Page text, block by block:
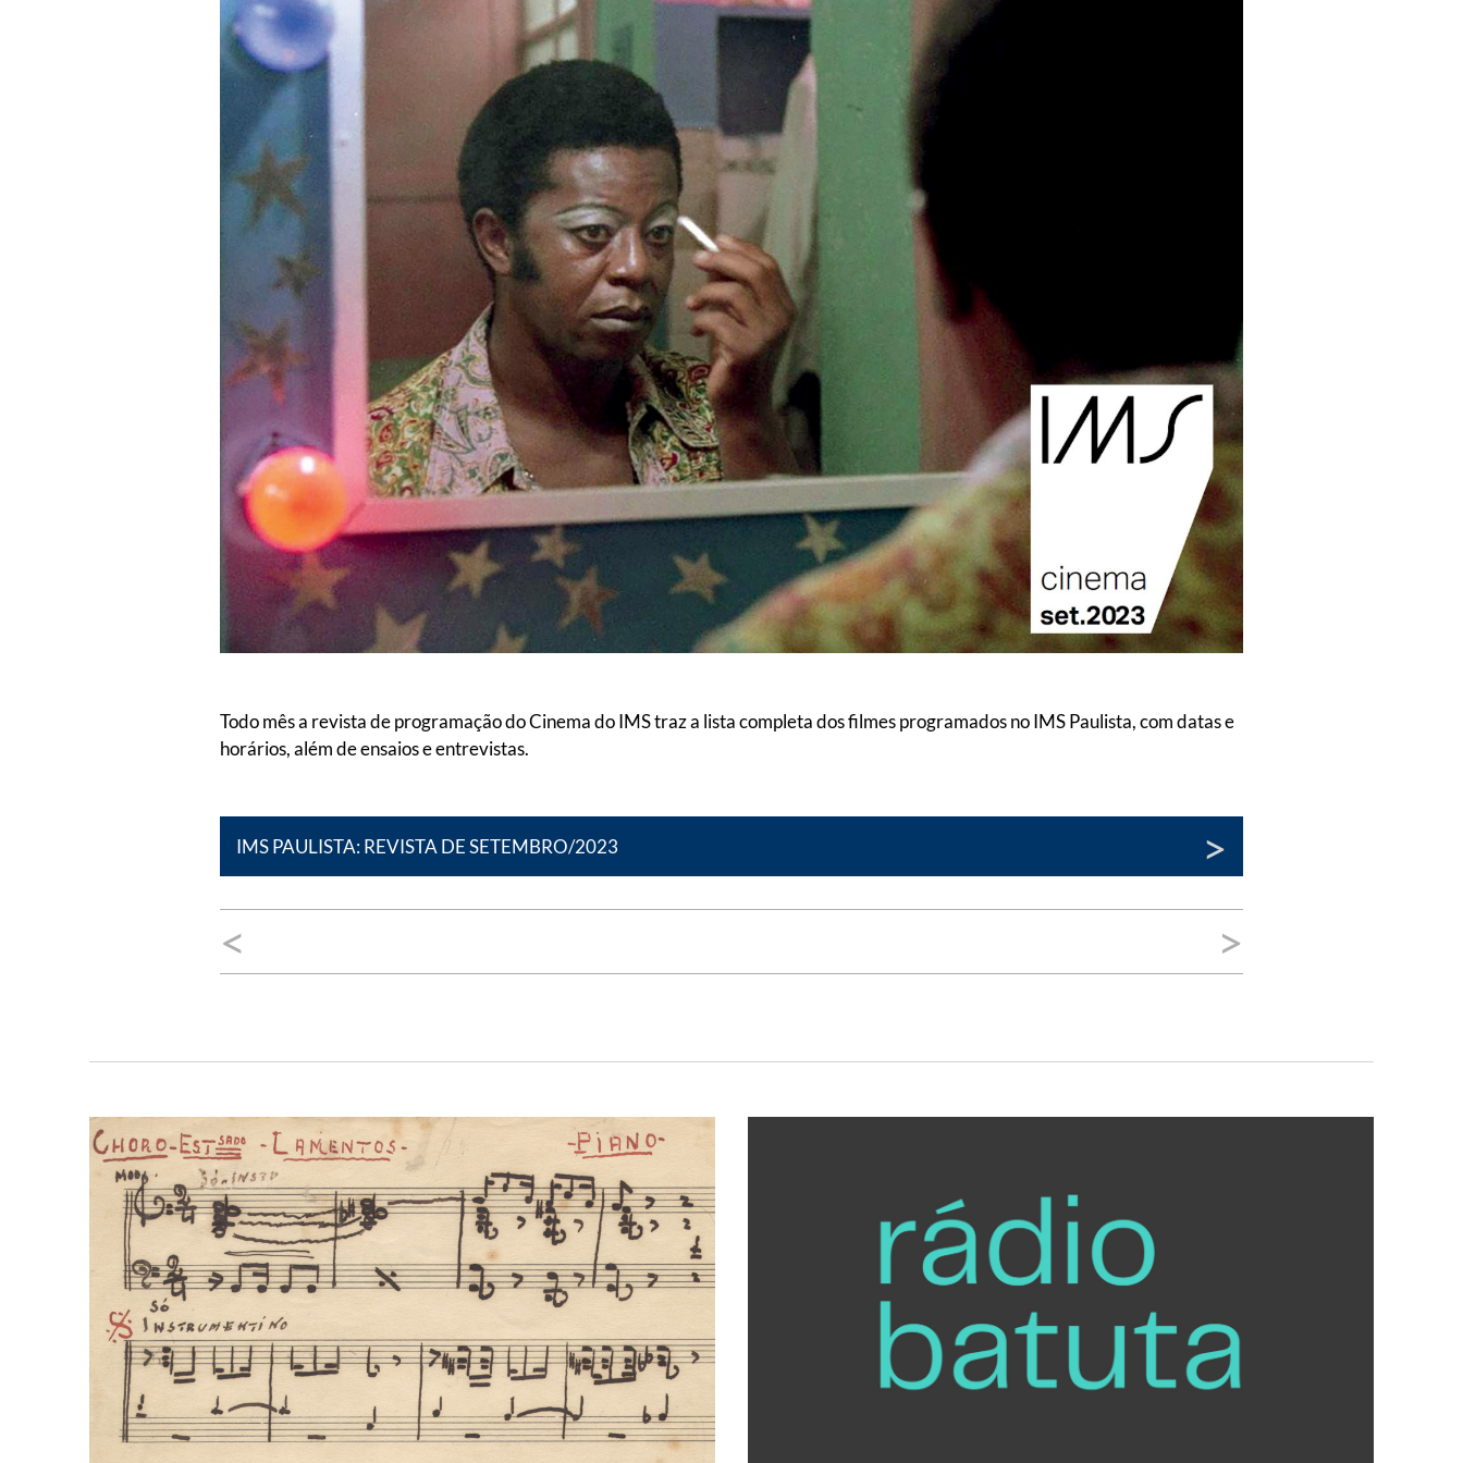
Todo mês a revista de programação do Cinema do IMS traz a lista completa dos filmes programados no IMS Paulista, com datas e
horários, além de ensaios e entrevistas.
IMS PAULISTA: REVISTA DE SETEMBRO/2023
Navegação
Post
< >